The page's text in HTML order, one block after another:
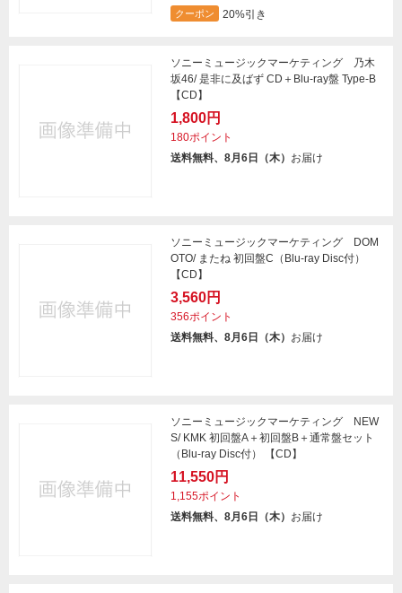
クーポン 20%引き
ソニーミュージックマーケティング 乃木
坂46/ 是非に及ばず CD＋Blu-ray盤 Type-B
【CD】
1,800円
180ポイント
送料無料、8月6日（木） お届け
ソニーミュージックマーケティング DOM
OTO/ またね 初回盤C（Blu-ray Disc付）
【CD】
3,560円
356ポイント
送料無料、8月6日（木） お届け
ソニーミュージックマーケティング NEW
S/ KMK 初回盤A＋初回盤B＋通常盤セット
（Blu-ray Disc付） 【CD】
11,550円
1,155ポイント
送料無料、8月6日（木） お届け